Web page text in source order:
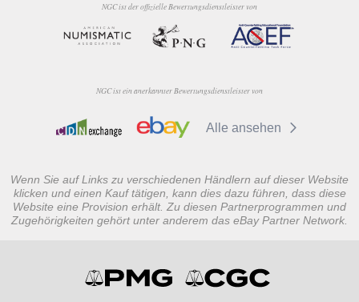
NGC ist der offizielle Bewertungsdienstleister von
NGC ist ein anerkannter Bewertungsdienstleister von
Alle ansehen
Wenn Sie auf Links zu verschiedenen Händlern auf dieser Website
klicken und einen Kauf tätigen, kann dies dazu führen, dass diese
Website eine Provision erhält. Zu diesen Partnerprogrammen und
Zugehörigkeiten gehört unter anderem das eBay Partner Network.